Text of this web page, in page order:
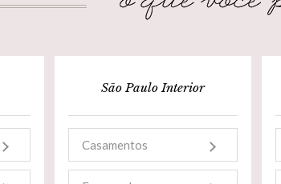
São Paulo Interior
Casamentos